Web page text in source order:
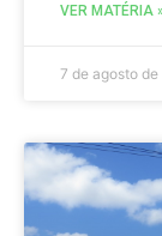
VER MATÉRIA
7 de agosto